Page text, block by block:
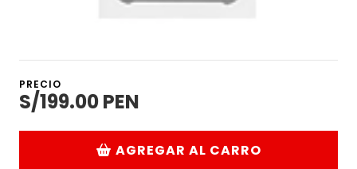
PRECIO
S/199.00 PEN
AGREGAR AL CARRO